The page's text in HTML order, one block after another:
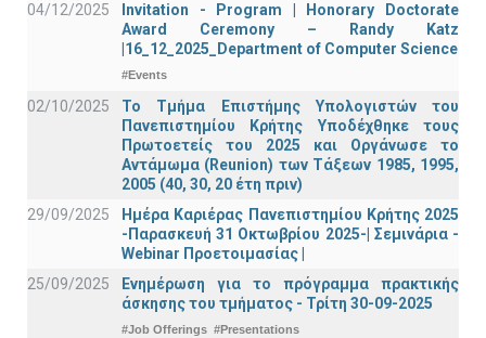
04/12/2025
Invitation - Program | Honorary Doctorate
Award Ceremony – Randy Katz
|16_12_2025_Department of Computer Science
#Events
02/10/2025
Το Τμήμα Επιστήμης Υπολογιστών του
Πανεπιστημίου Κρήτης Υποδέχθηκε τους
Πρωτοετείς του 2025 και Οργάνωσε το
Αντάμωμα (Reunion) των Τάξεων 1985, 1995,
2005 (40, 30, 20 έτη πριν)
29/09/2025
Ημέρα Καριέρας Πανεπιστημίου Κρήτης 2025
-Παρασκευή 31 Οκτωβρίου 2025-| Σεμινάρια -
Webinar Προετοιμασίας |
25/09/2025
Ενημέρωση για το πρόγραμμα πρακτικής
άσκησης του τμήματος - Τρίτη 30-09-2025
#Job Offerings #Presentations